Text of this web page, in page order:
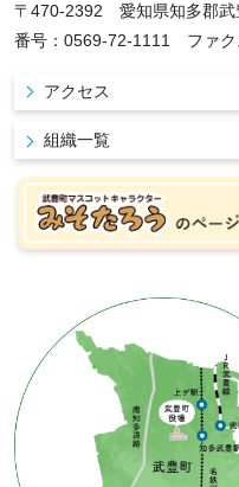
〒470-2392 愛知県知多郡武
番号：0569-72-1111 ファク
アクセス
組織一覧